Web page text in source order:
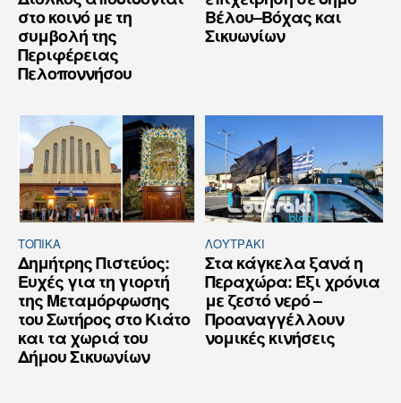
στο κοινό με τη
συμβολή της
Περιφέρειας
Πελοποννήσου
Βέλου–Βόχας και
Σικυωνίων
ΤΟΠΙΚΑ
Δημήτρης Πιστεύος:
Ευχές για τη γιορτή
της Μεταμόρφωσης
του Σωτήρος στο Κιάτο
και τα χωριά του
Δήμου Σικυωνίων
ΛΟΥΤΡΆΚΙ
Στα κάγκελα ξανά η
Περαχώρα: Έξι χρόνια
με ζεστό νερό –
Προαναγγέλλουν
νομικές κινήσεις